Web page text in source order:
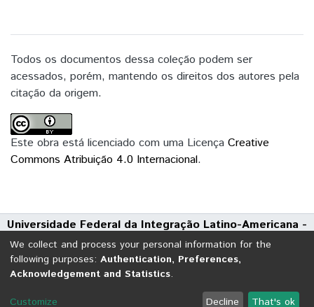
de um pensamento ensaístico. Baseia-se
na prática de performance arte
experimentada durante os anos de
recuperada através dos registros das
intervenções artísticas. Este ensaio
Budista, mediante a filosofia de Nichiren
Daishonin, junto à organização Soka Gakkai
de criação de valores; 2. Performance
Arte; 3. Mediação cultural e auto
mediação, postos em prática ao longo dos
Todos os documentos dessa coleção podem ser
acessados, porém, mantendo os direitos dos autores pela
citação da origem.
Este obra está licenciado com uma Licença Creative
Commons Atribuição 4.0 Internacional.
Universidade Federal da Integração Latino-Americana -
UNILA
Avenida Tarquínio Joslin dos Santos, 1000 - Polo Universitário
CEP: 85870-650 | Foz do Iguaçu - Paraná
DSpace software
copyright © 2002-2026 LYRASIS
We collect and process your personal information for the
following purposes: Authentication, Preferences,
Acknowledgement and Statistics.
Customize Decline That's ok